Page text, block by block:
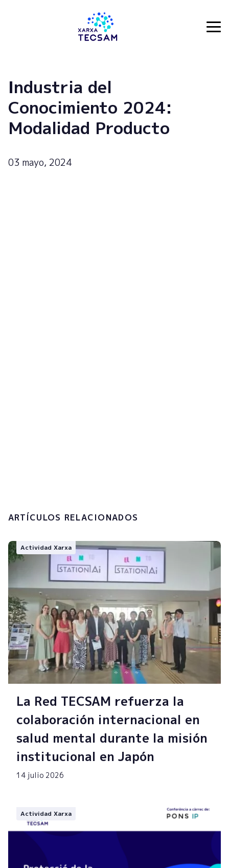
Industria del
Conocimiento 2024:
Modalidad Producto
03 mayo, 2024
ARTÍCULOS RELACIONADOS
Actividad Xarxa
La Red TECSAM refuerza la
colaboración internacional en
salud mental durante la misión
institucional en Japón
14 julio 2026
Actividad Xarxa